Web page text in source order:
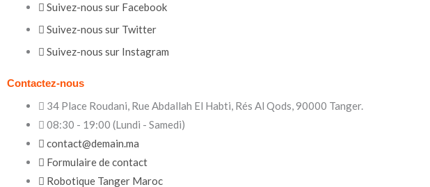
Suivez-nous sur Facebook
Suivez-nous sur Twitter
Suivez-nous sur Instagram
Contactez-nous
34 Place Roudani, Rue Abdallah El Habti, Rés Al Qods, 90000 Tanger.
08:30 - 19:00 (Lundi - Samedi)
contact@demain.ma
Formulaire de contact
Robotique Tanger Maroc